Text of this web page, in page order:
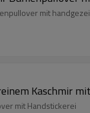
mit
Kaschmir
mit Handstickerei